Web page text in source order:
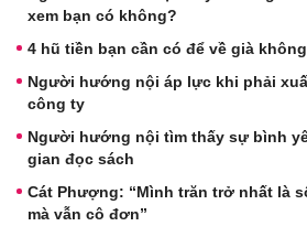
xem bạn có không?
4 hũ tiền bạn cần có để về già
Người hướng nội áp lực khi phải
công ty
Người hướng nội tìm thấy sự bình
gian đọc sách
Cát Phượng: “Mình trăn trở nhất là
mà vẫn cô đơn”